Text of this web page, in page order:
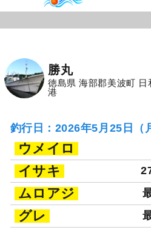
勝丸
徳島県 海部郡美波町 日
港
釣行日：2026年5月25日（
ウメイロ
イサキ
ムロアジ
グレ